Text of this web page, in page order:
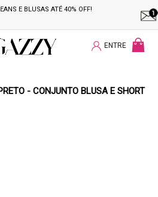
E BLUSAS ATÉ 40% OFF!
ENTRE
- CONJUNTO BLUSA E SHORT